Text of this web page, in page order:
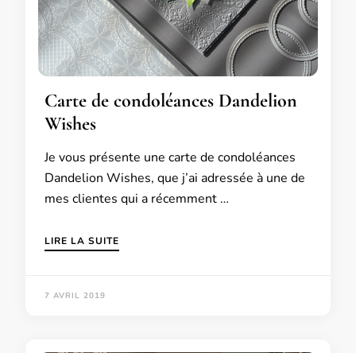
Carte de condoléances Dandelion
Wishes
Je vous présente une carte de condoléances
Dandelion Wishes, que j’ai adressée à une de
mes clientes qui a récemment …
LIRE LA SUITE
7 AVRIL 2019